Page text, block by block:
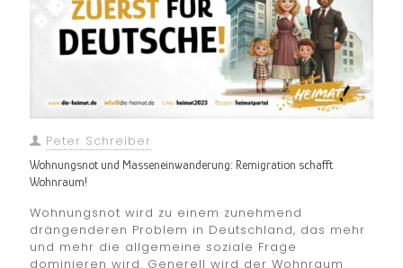
Peter Schreiber
Wohnungsnot und Masseneinwanderung: Remigration schafft
Wohnraum!
Wohnungsnot wird zu einem zunehmend
drängenderen Problem in Deutschland, das mehr
und mehr die allgemeine soziale Frage
dominieren wird. Generell wird der Wohnraum